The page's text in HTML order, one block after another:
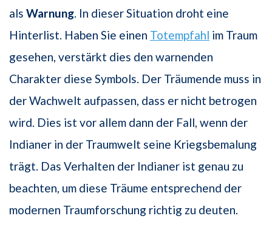
als Warnung . In dieser Situation droht eine
Hinterlist. Haben Sie einen Totempfahl im Traum
gesehen, verstärkt dies den warnenden
Charakter diese Symbols. Der Träumende muss in
der Wachwelt aufpassen, dass er nicht betrogen
wird. Dies ist vor allem dann der Fall, wenn der
Indianer in der Traumwelt seine Kriegsbemalung
trägt. Das Verhalten der Indianer ist genau zu
beachten, um diese Träume entsprechend der
modernen Traumforschung richtig zu deuten.